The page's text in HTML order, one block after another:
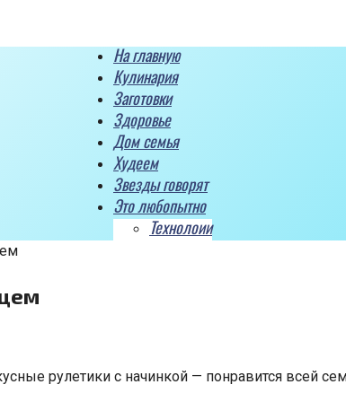
На главную
Кулинария
Заготовки
Здоровье
Дом семья
Худеем
Звезды говорят
Это любопытно
Технолоии
рулетики с начинкой — понравится всей